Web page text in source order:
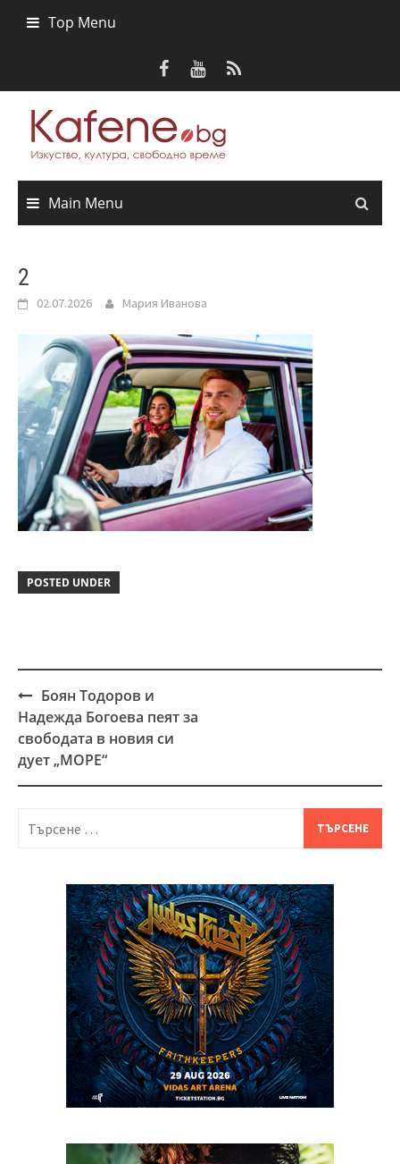
Top Menu
Main Menu
2
02.07.2026 Мария Иванова
POSTED UNDER
Post
navigation
Боян Тодоров и
Надежда Богоева пеят за
свободата в новия си
дует „МОРЕ“
за: